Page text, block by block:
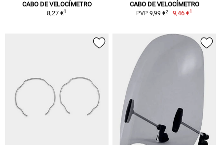
CABO DE VELOCÍMETRO
8,27 €1
CABO DE VELOCÍMETRO
PVP 9,99 €2 9,46 €1